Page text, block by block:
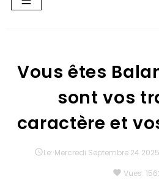
la
Vous êtes
sont vos
caractère et
Le: Mercredi Septembre 24 2025
favorite Vues: